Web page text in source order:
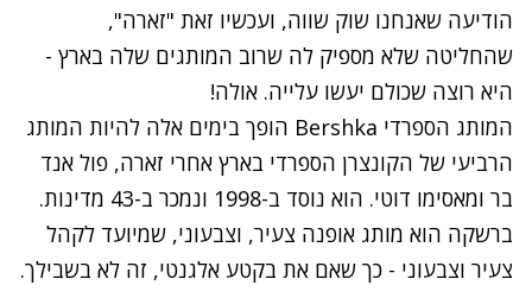
הודיעה שאנחנו שוק שווה, ועכשיו זאת "זארה",
שהחליטה שלא מספיק לה שרוב המותגים שלה בארץ -
היא רוצה שכולם יעשו עלייה. אולה!
המותג הספרדי Bershka הופך בימים אלה להיות המותג
הרביעי של הקונצרן הספרדי בארץ אחרי זארה, פול אנד
בר ומאסימו דוטי. הוא נוסד ב-1998 ונמכר ב-43 מדינות.
ברשקה הוא מותג אופנה צעיר, וצבעוני, שמיועד לקהל
צעיר וצבעוני - כך שאם את בקטע אלגנטי, זה לא בשבילך.